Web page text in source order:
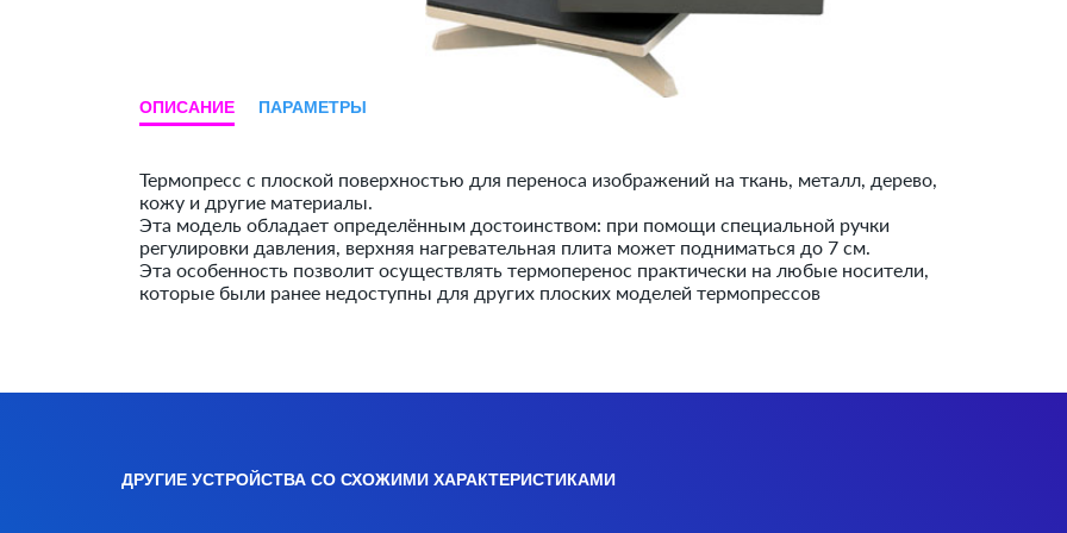
ОПИСАНИЕ ПАРАМЕТРЫ
Термопресс с плоской поверхностью для переноса изображений на ткань, металл, дерево,
кожу и другие материалы.
Эта модель обладает определённым достоинством: при помощи специальной ручки
регулировки давления, верхняя нагревательная плита может подниматься до 7 см.
Эта особенность позволит осуществлять термоперенос практически на любые носители,
которые были ранее недоступны для других плоских моделей термопрессов
ДРУГИЕ УСТРОЙСТВА СО СХОЖИМИ ХАРАКТЕРИСТИКАМИ